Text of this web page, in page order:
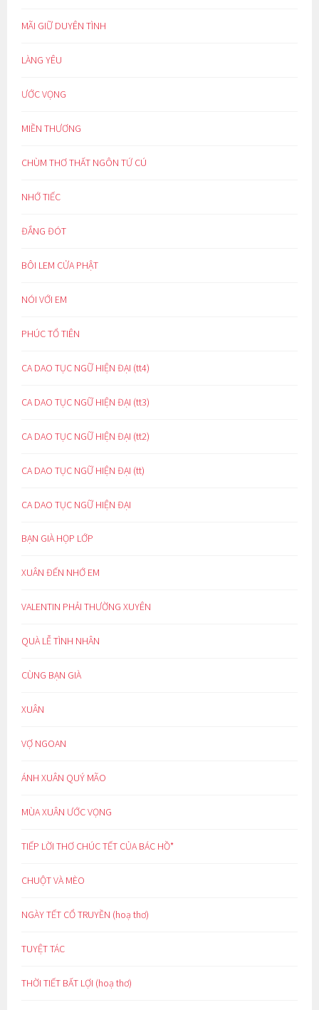
MÃI GIỮ DUYÊN TÌNH
LÀNG YÊU
ƯỚC VỌNG
MIỀN THƯƠNG
CHÙM THƠ THẤT NGÔN TỨ CÚ
NHỚ TIẾC
ĐẮNG ĐÓT
BÔI LEM CỬA PHẬT
NÓI VỚI EM
PHÚC TỔ TIÊN
CA DAO TỤC NGỮ HIỆN ĐẠI (tt4)
CA DAO TỤC NGỮ HIỆN ĐẠI (tt3)
CA DAO TỤC NGỮ HIỆN ĐẠI (tt2)
CA DAO TỤC NGỮ HIỆN ĐẠI (tt)
CA DAO TỤC NGỮ HIỆN ĐẠI
BẠN GIÀ HỌP LỚP
XUÂN ĐẾN NHỚ EM
VALENTIN PHẢI THƯỜNG XUYÊN
QUÀ LỄ TÌNH NHÂN
CÙNG BẠN GIÀ
XUÂN
VỢ NGOAN
ÁNH XUÂN QUÝ MÃO
MÙA XUÂN ƯỚC VỌNG
TIẾP LỜI THƠ CHÚC TẾT CỦA BÁC HỒ*
CHUỘT VÀ MÈO
NGÀY TẾT CỔ TRUYỀN (hoạ thơ)
TUYỆT TÁC
THỜI TIẾT BẤT LỢI (hoạ thơ)